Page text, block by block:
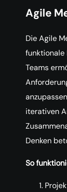
Agile
Die Agile
funktionale
Teams
iterativen
Denken
So